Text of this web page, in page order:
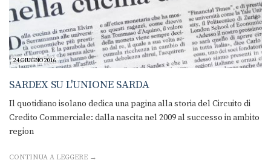
24 GIUGNO 2016
SARDEX SU L'UNIONE SARDA
Il quotidiano isolano dedica una pagina alla storia del Circuito di
Credito Commerciale: dalla nascita nel 2009 al successo in ambito
region
CONTINUA A LEGGERE →